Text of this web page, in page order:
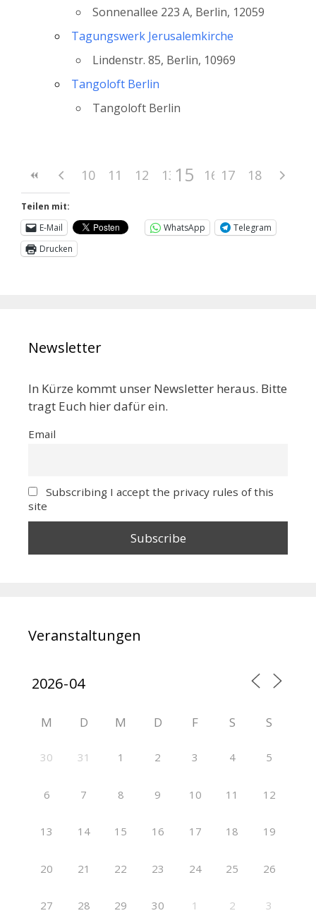
Sonnenallee 223 A, Berlin, 12059
Tagungswerk Jerusalemkirche
Lindenstr. 85, Berlin, 10969
Tangoloft Berlin
Tangoloft Berlin
10 11 12 13 14
15 16 17 18
Teilen mit:
E-Mail
WhatsApp
Telegram
Drucken
Newsletter
In Kürze kommt unser Newsletter heraus. Bitte
tragt Euch hier dafür ein.
Email
Subscribing I accept the privacy rules of this
site
Veranstaltungen
M D M D F S S
30 31 1 2 3 4 5
6 7 8 9 10 11 12
13 14 15 16 17 18 19
20 21 22 23 24 25 26
27 28 29 30 1 2 3